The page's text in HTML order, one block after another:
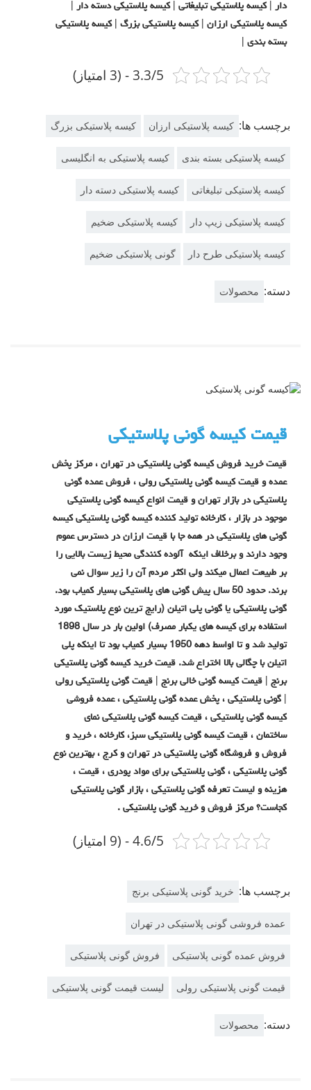
دار | کیسه پلاستیکی تبلیغاتی | کیسه پلاستیکی دسته دار |
کیسه پلاستیکی ارزان | کیسه پلاستیکی بزرگ | کیسه پلاستیکی
بسته بندی |
3.3/5 - (3 امتیاز)
برچسب ها: کیسه پلاستیکی ارزان کیسه پلاستیکی بزرگ
کیسه پلاستیکی بسته بندی کیسه پلاستیکی به انگلیسی
کیسه پلاستیکی تبلیغاتی کیسه پلاستیکی دسته دار
کیسه پلاستیکی زیپ دار کیسه پلاستیکی ضخیم
کیسه پلاستیکی طرح دار گونی پلاستیکی ضخیم
دسته: محصولات
قیمت کیسه گونی پلاستیکی
قیمت خرید فروش کیسه گونی پلاستیکی در تهران ، مرکز پخش
عمده و قیمت کیسه گونی پلاستیکی رولی ، فروش عمده گونی
پلاستیکی در بازار تهران و قیمت انواع کیسه گونی پلاستیکی
موجود در بازار ، کارخانه تولید کننده کیسه گونی پلاستیکی کیسه
گونی های پلاستیکی در همه جا با قیمت ارزان در دسترس عموم
وجود دارند و برخلاف اینکه آلوده کنندگی محیط زیست بالایی را
بر طبیعت اعمال میکند ولی اکثر مردم آن را زیر سوال نمی
برند. حدود 50 سال پیش گونی های پلاستیکی بسیار کمیاب بود.
گونی پلاستیکی یا گونی پلی اتیلن (رایج ترین نوع پلاستیک مورد
استفاده برای کیسه های یکبار مصرف) اولین بار در سال 1898
تولید شد و تا اواسط دهه 1950 بسیار کمیاب بود تا اینکه پلی
اتیلن با چگالی بالا اختراع شد. قیمت خرید کیسه گونی پلاستیکی
برنج | قیمت کیسه گونی خالی برنج | قیمت گونی پلاستیکی رولی
| گونی پلاستیکی ، پخش عمده گونی پلاستیکی ، عمده فروشی
کیسه گونی پلاستیکی ، قیمت کیسه گونی پلاستیکی نمای
ساختمان ، قیمت کیسه گونی پلاستیکی سبز، کارخانه ، خرید و
فروش و فروشگاه گونی پلاستیکی در تهران و کرج ، بهترین نوع
گونی پلاستیکی ، گونی پلاستیکی برای مواد پودری ، قیمت ،
هزینه و لیست تعرفه گونی پلاستیکی ، بازار گونی پلاستیکی
کجاست؟ مرکز فروش و خرید گونی پلاستیکی .
4.6/5 - (9 امتیاز)
برچسب ها: خرید گونی پلاستیکی برنج
عمده فروشی گونی پلاستیکی در تهران
فروش عمده گونی پلاستیکی فروش گونی پلاستیکی
قیمت گونی پلاستیکی رولی لیست قیمت گونی پلاستیکی
دسته: محصولات